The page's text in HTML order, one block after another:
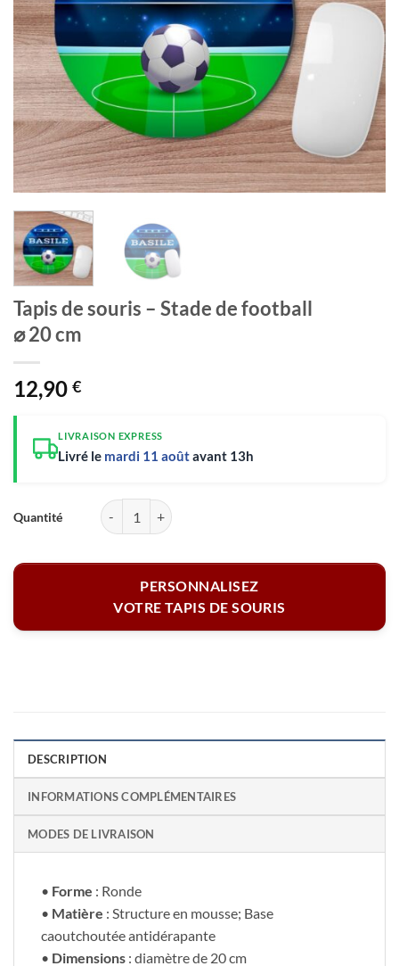
Tapis de souris – Stade de football
⌀ 20 cm
12,90 €
LIVRAISON EXPRESS
Livré le mardi 11 aoûtavant 13h
quantité de Tapis de souris - Stade de football ⌀ 20 cm
PERSONNALISEZ
VOTRE TAPIS DE SOURIS
DESCRIPTION
INFORMATIONS COMPLÉMENTAIRES
MODES DE LIVRAISON
• Forme : Ronde
• Matière : Structure en mousse; Base
caoutchoutée antidérapante
• Dimensions : diamètre de 20 cm